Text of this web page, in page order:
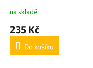
na skladě
235 Kč
Do košíku